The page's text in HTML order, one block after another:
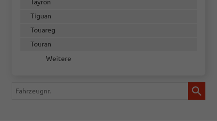
Tayron
Tiguan
Touareg
Touran
Weitere
Fahrzeugnr.